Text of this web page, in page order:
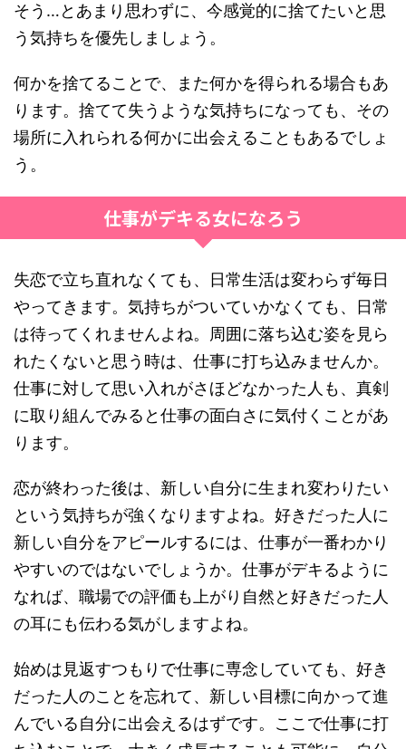
そう…とあまり思わずに、今感覚的に捨てたいと思
う気持ちを優先しましょう。
何かを捨てることで、また何かを得られる場合もあ
ります。捨てて失うような気持ちになっても、その
場所に入れられる何かに出会えることもあるでしょ
う。
仕事がデキる女になろう
失恋で立ち直れなくても、日常生活は変わらず毎日
やってきます。気持ちがついていかなくても、日常
は待ってくれませんよね。周囲に落ち込む姿を見ら
れたくないと思う時は、仕事に打ち込みませんか。
仕事に対して思い入れがさほどなかった人も、真剣
に取り組んでみると仕事の面白さに気付くことがあ
ります。
恋が終わった後は、新しい自分に生まれ変わりたい
という気持ちが強くなりますよね。好きだった人に
新しい自分をアピールするには、仕事が一番わかり
やすいのではないでしょうか。仕事がデキるように
なれば、職場での評価も上がり自然と好きだった人
の耳にも伝わる気がしますよね。
始めは見返すつもりで仕事に専念していても、好き
だった人のことを忘れて、新しい目標に向かって進
んでいる自分に出会えるはずです。ここで仕事に打